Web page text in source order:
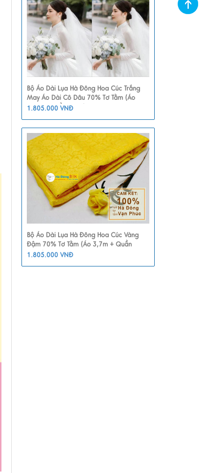
Bộ Áo Dài Lụa Hà Đông Hoa Cúc Trắng
May Áo Dài Cô Dâu 70% Tơ Tằm (Áo
3,7m + Quần 2,3m) MNV-LHD17
1.805.000 VNĐ
Bộ Áo Dài Lụa Hà Đông Hoa Cúc Vàng
Đậm 70% Tơ Tằm (Áo 3,7m + Quần
2,3m) MNV-LHD33
1.805.000 VNĐ